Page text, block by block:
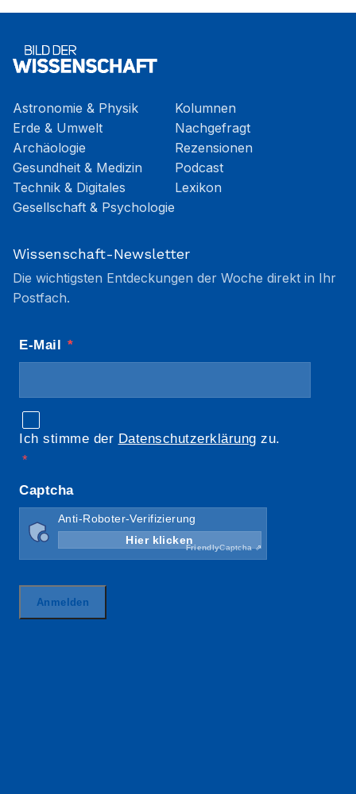
Astronomie & Physik
Erde & Umwelt
Archäologie
Gesundheit & Medizin
Technik & Digitales
Gesellschaft & Psychologie
Kolumnen
Nachgefragt
Rezensionen
Podcast
Lexikon
Wissenschaft-Newsletter
Die wichtigsten Entdeckungen der Woche direkt in Ihr
Postfach.